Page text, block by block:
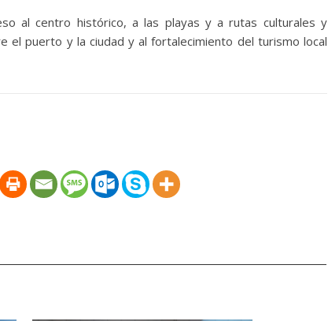
al centro histórico, a las playas y a rutas culturales y
el puerto y la ciudad y al fortalecimiento del turismo local